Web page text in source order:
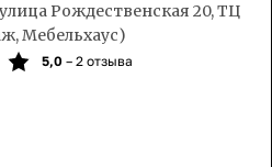
Рождественская 20, ТЦ
Мебельхаус)
5,0 – 2 отзыва